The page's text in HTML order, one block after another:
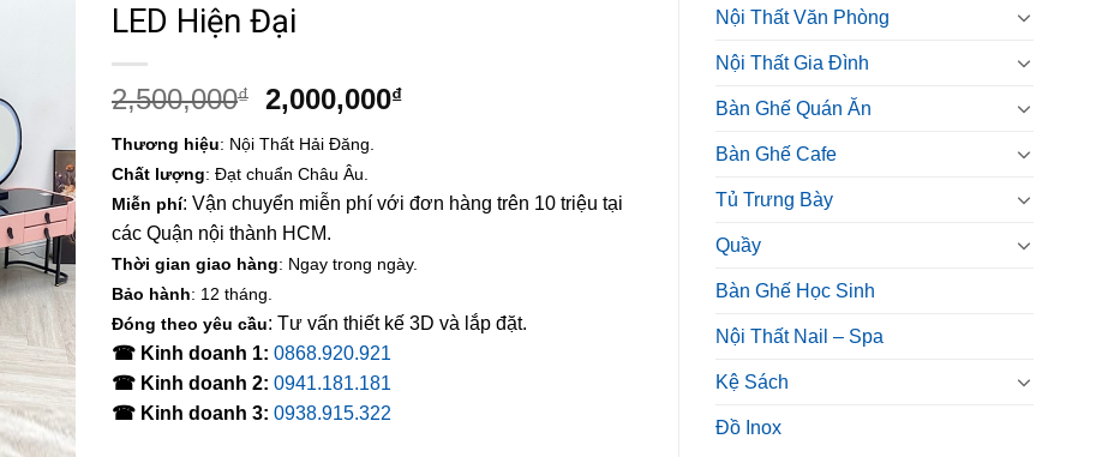
Nội Thất Văn Phòng
Nội Thất Gia Đình
Bàn Ghế Quán Ăn
Bàn Ghế Cafe
Tủ Trưng Bày
Quầy
Bàn Ghế Học Sinh
Nội Thất Nail – Spa
Kệ Sách
Đồ Inox
LED Hiện Đại
2,500,000₫
Giá
là:
2,500,000₫.
2,000,000₫Giá
2,000,000₫.
Thương hiệu: Nội Thất Hải Đăng.
Chất lượng: Đạt chuẩn Châu Âu.
Miễn phí: Vận chuyển miễn phí với đơn hàng trên 10 triệu tại
các Quận nội thành HCM.
Thời gian giao hàng: Ngay trong ngày.
Bảo hành: 12 tháng.
Đóng theo yêu cầu: Tư vấn thiết kế 3D và lắp đặt.
☎ Kinh doanh 1: 0868.920.921
☎ Kinh doanh 2: 0941.181.181
☎ Kinh doanh 3: 0938.915.322